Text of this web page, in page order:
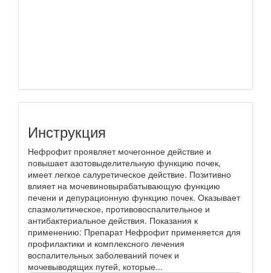
Инструкция
Нефрофит проявляет мочегонное действие и
повышает азотовыделительную функцию почек,
имеет легкое салуретическое действие. Позитивно
влияет на мочевиновырабатывающую функцию
печени и депурационную функцию почек. Оказывает
спазмолитическое, противовоспалительное и
антибактериальное действия. Показания к
применению: Препарат Нефрофит применяется для
профилактики и комплексного лечения
воспалительных заболеваний почек и
мочевыводящих путей, которые...